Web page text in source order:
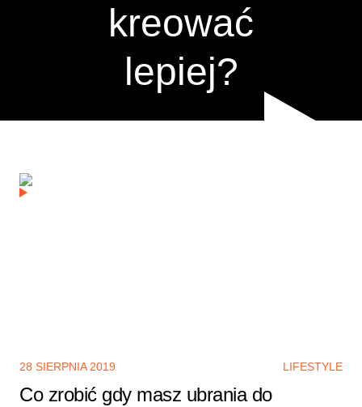
kreować
lepiej?
28 SIERPNIA 2019 LIFESTYLE
Co zrobić gdy masz ubrania do